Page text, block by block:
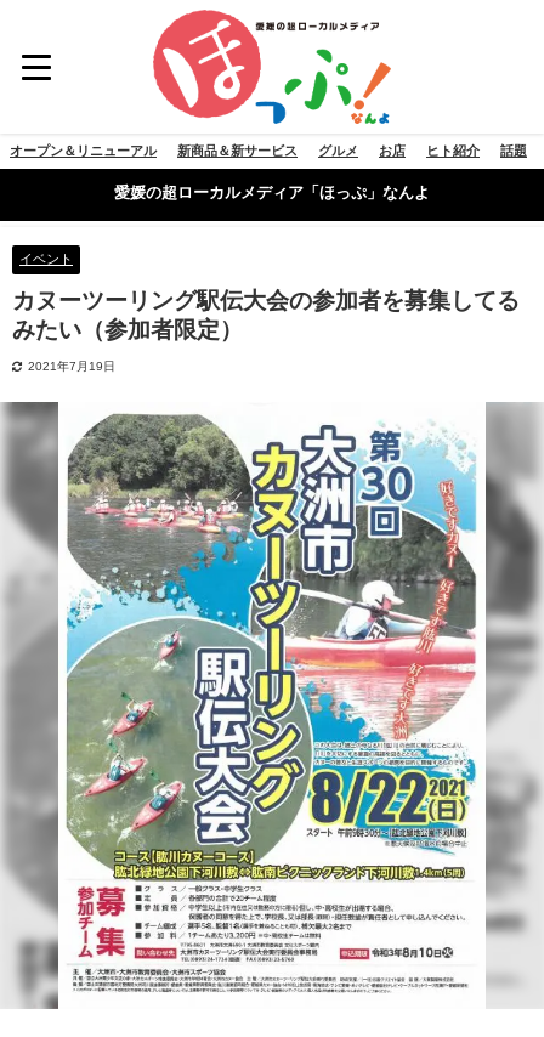
オープン＆リニューアル 新商品＆新サービス グルメ お店 ヒト紹介 話題
愛媛の超ローカルメディア「ほっぷ」なんよ
イベント
カヌーツーリング駅伝大会の参加者を募集してる
みたい（参加者限定）
2021年7月19日